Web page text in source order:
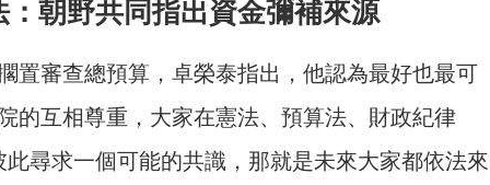
朝野共同指出資金彌補來源
置審查總預算，卓榮泰指出，他認為最好也最可
的互相尊重，大家在憲法、預算法、財政紀律
尋求一個可能的共識，那就是未來大家都依法來